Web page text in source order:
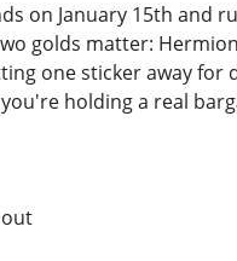
on January 15th and
golds matter:
one sticker away
holding a real